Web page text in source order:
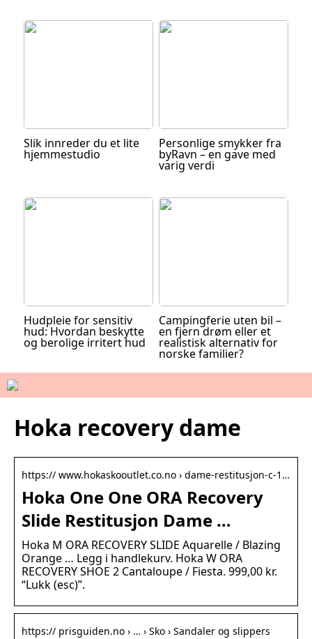
Slik innreder du et lite
hjemmestudio
Personlige smykker fra
byRavn – en gave med
varig verdi
Hudpleie for sensitiv
hud: Hvordan beskytte
og berolige irritert hud
Campingferie uten bil –
en fjern drøm eller et
realistisk alternativ for
norske familier?
Hoka recovery dame
https:// www.hokaskooutlet.co.no › dame-restitusjon-c-1…
Hoka One One ORA Recovery
Slide Restitusjon Dame …
Hoka M ORA RECOVERY SLIDE Aquarelle / Blazing
Orange … Legg i handlekurv. Hoka W ORA
RECOVERY SHOE 2 Cantaloupe / Fiesta. 999,00 kr.
“Lukk (esc)”.
https:// prisguiden.no › … › Sko › Sandaler og slippers